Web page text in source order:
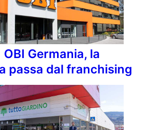
OBI Germania, la
passa dal franchising